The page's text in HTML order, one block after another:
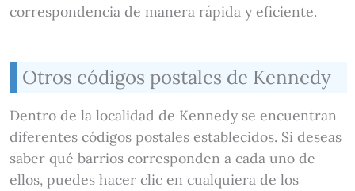
correspondencia de manera rápida y eficiente.
Otros códigos postales de Kennedy
Dentro de la localidad de Kennedy se encuentran
diferentes códigos postales establecidos. Si deseas
saber qué barrios corresponden a cada uno de
ellos, puedes hacer clic en cualquiera de los